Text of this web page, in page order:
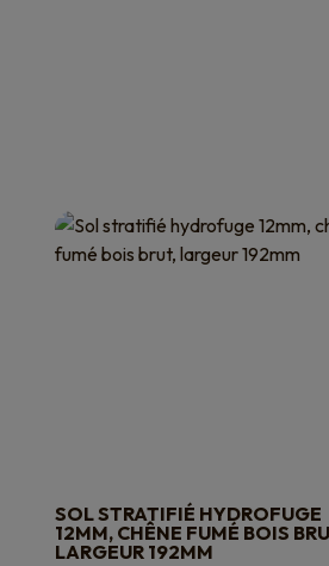
SOL STRATIFIÉ HYDROFUGE
12MM, CHÊNE FUMÉ BOIS
LARGEUR 192MM